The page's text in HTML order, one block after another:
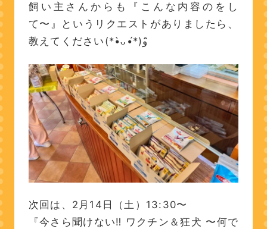
飼い主さんからも『こんな内容のをし
て〜』というリクエストがありましたら、
次回は、2月14日（土）13:30〜
『今さら聞けない‼︎ ワクチン＆狂犬 〜何で